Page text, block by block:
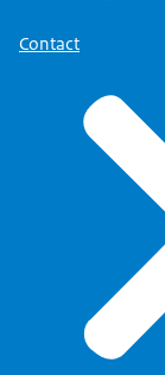
Contact